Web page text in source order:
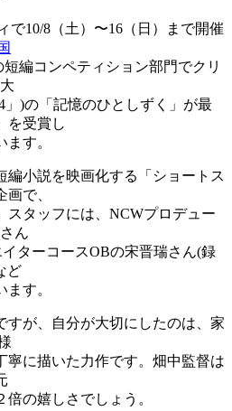
で10/8（土）〜16（日）まで開催
短編コンペティション部門でクリ
)の「記憶のひとしずく」が最
を受賞し
す。
編小説を映画化する「ショートス
で、
スタッフには、NCWプロデュー
ん
ターコースOBの宋晋瑞さん(録
ど
す。
すが、自分が大切にしたのは、家
寧に描いた力作です。畑中監督は
の嬉しさでしょう。